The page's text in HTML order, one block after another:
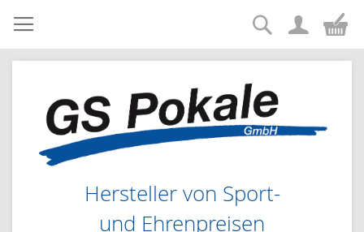
Zum
Inhalt
springen
Hersteller von Sport-
und Ehrenpreisen
Suche